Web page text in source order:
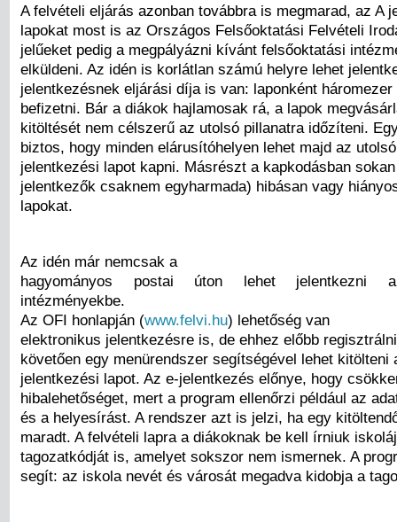
A felvételi eljárás azonban továbbra is megmarad, az A
lapokat most is az Országos Felsőoktatási Felvételi
jelűeket pedig a megpályázni kívánt felsőoktatási
elküldeni. Az idén is korlátlan számú helyre lehet
jelentkezésnek eljárási díja is van: laponként
befizetni. Bár a diákok hajlamosak rá, a lapok
kitöltését nem célszerű az utolsó pillanatra időzíteni.
biztos, hogy minden elárusítóhelyen lehet majd az
jelentkezési lapot kapni. Másrészt a kapkodásban
jelentkezők csaknem egyharmada) hibásan vagy
lapokat.
Az idén már nemcsak a
hagyományos postai úton lehet jelentkezni a
intézményekbe.
Az OFI honlapján (www.felvi.hu) lehetőség van
elektronikus jelentkezésre is, de ehhez előbb
követően egy menürendszer segítségével lehet kitölteni
jelentkezési lapot. Az e-jelentkezés előnye, hogy
hibalehetőséget, mert a program ellenőrzi például az
és a helyesírást. A rendszer azt is jelzi, ha egy
maradt. A felvételi lapra a diákoknak be kell írniuk
tagozatkódját is, amelyet sokszor nem ismernek. A
segít: az iskola nevét és városát megadva kidobja a